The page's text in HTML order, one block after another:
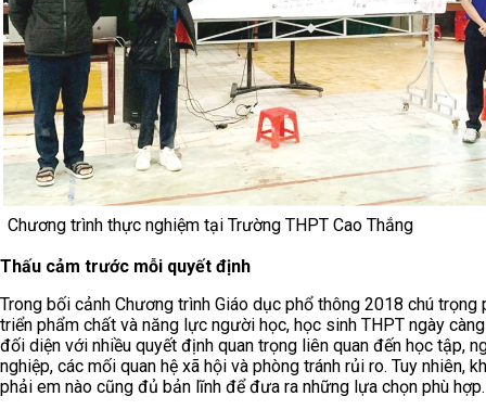
Chương trình thực nghiệm tại Trường THPT Cao Thắng
Thấu cảm trước mỗi quyết định
Trong bối cảnh Chương trình Giáo dục phổ thông 2018 chú trọng
triển phẩm chất và năng lực người học, học sinh THPT ngày
đối diện với nhiều quyết định quan trọng liên quan đến học tập,
nghiệp, các mối quan hệ xã hội và phòng tránh rủi ro. Tuy nhiên,
phải em nào cũng đủ bản lĩnh để đưa ra những lựa chọn phù hợp.